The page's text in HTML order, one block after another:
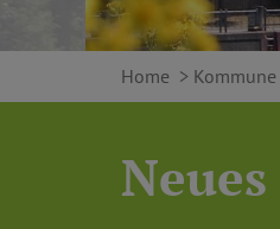
Home > Kommune